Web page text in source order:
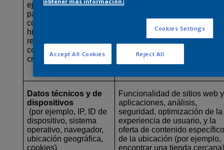
ejemplo, detalles de
pago, órdenes de
compra, contratos,
historial de compras,
reembolsos,
comprobaciones de
crédito)
procesamiento de pagos,
garantías, reembolsos, cobro
de deudas, prevención y
cumplimiento de
Datos técnicos y de
dispositivos
(por ejemplo, IP, ID de
dispositivo, sistema
operativo, navegador,
ubicación geográfica,
cookies)
Funcionalidad de sitios web y
aplicaciones, análisis,
seguridad, optimización de la
experiencia de usuario, y la
oferta de contenido
de la ubicación (por ejemplo,
encontrar una tienda
Cookies Settings
Reject All
Accept All Cookies